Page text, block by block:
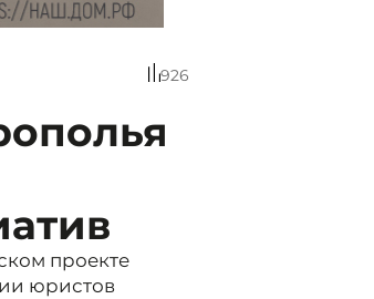
926
проекте
юристов